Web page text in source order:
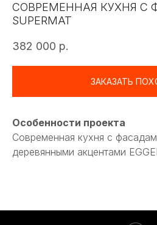
СОВРЕМЕННАЯ КУХНЯ С
SUPERMAT
382 000 р.
ЗАКАЗАТЬ
Особенности проекта
Современная кухня с
деревянными акцентами